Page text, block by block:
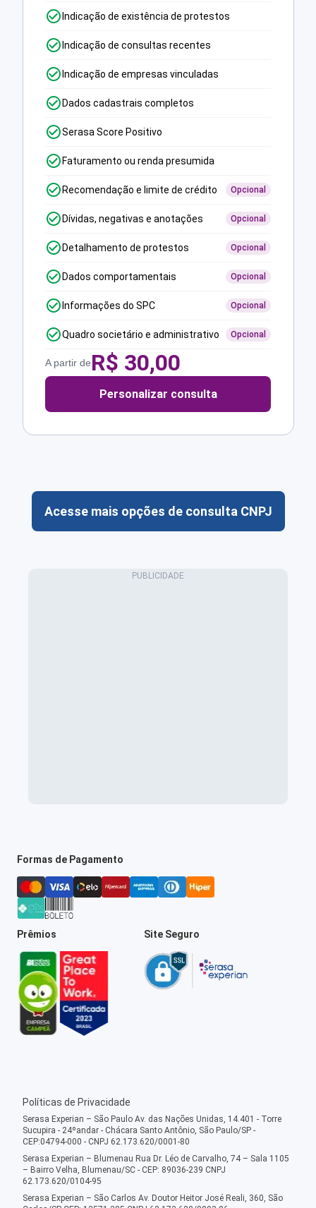
Indicação de existência de protestos
Indicação de consultas recentes
Indicação de empresas vinculadas
Dados cadastrais completos
Serasa Score Positivo
Faturamento ou renda presumida
Recomendação e limite de crédito Opcional
Dívidas, negativas e anotações Opcional
Detalhamento de protestos Opcional
Dados comportamentais Opcional
Informações do SPC Opcional
Quadro societário e administrativo Opcional
A partir deR$ 30,00
Personalizar consulta
Acesse mais opções de consulta CNPJ
Formas de Pagamento
Prêmios Site Seguro
Políticas de Privacidade
Serasa Experian – São Paulo Av. das Nações Unidas, 14.401 - Torre
Sucupira - 24ºandar - Chácara Santo Antônio, São Paulo/SP -
CEP:04794-000 - CNPJ 62.173.620/0001-80
Serasa Experian – Blumenau Rua Dr. Léo de Carvalho, 74 – Sala 1105
– Bairro Velha, Blumenau/SC - CEP: 89036-239 CNPJ
62.173.620/0104-95
Serasa Experian – São Carlos Av. Doutor Heitor José Reali, 360, São